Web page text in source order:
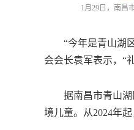
1月29日，南昌市
“今年是青山湖区
会会长袁军表示，“
据南昌市青山湖区
境儿童。从2024年